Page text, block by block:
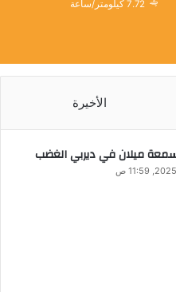
7.72 كيلومتر/ساعة
الأخيرة
ميلان في ديربي الغضب